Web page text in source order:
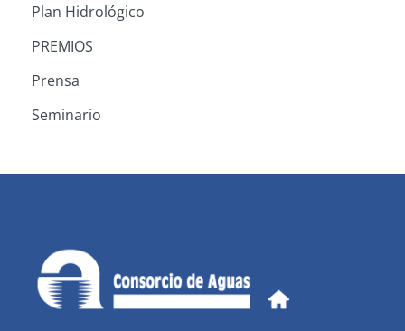
Plan Hidrológico
PREMIOS
Prensa
Seminario